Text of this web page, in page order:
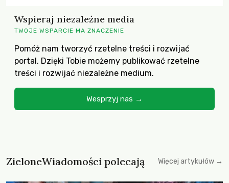
Wspieraj niezależne media
TWOJE WSPARCIE MA ZNACZENIE
Pomóż nam tworzyć rzetelne treści i rozwijać
portal. Dzięki Tobie możemy publikować rzetelne
treści i rozwijać niezależne medium.
Wesprzyj nas →
ZieloneWiadomości polecają Więcej artykułów →